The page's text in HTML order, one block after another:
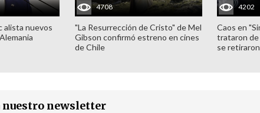
alista nuevos
4708
"La Resurrección de Cristo" de Mel
Gibson confirmó estreno en cines
de Chile
4202
Caos en
trataron de
se
nuestro newsletter